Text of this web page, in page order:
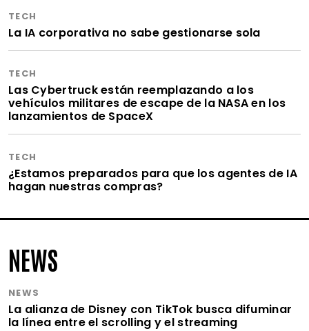
TECH
La IA corporativa no sabe gestionarse sola
TECH
Las Cybertruck están reemplazando a los
vehículos militares de escape de la NASA en los
lanzamientos de SpaceX
TECH
¿Estamos preparados para que los agentes de IA
hagan nuestras compras?
NEWS
NEWS
La alianza de Disney con TikTok busca difuminar
la línea entre el scrolling y el streaming